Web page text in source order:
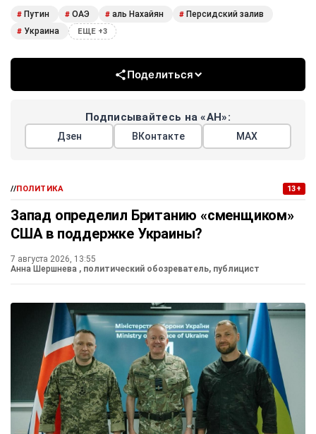
# Путин # ОАЭ # аль Нахайян # Персидский залив
# Украина ЕЩЕ +3
Поделиться
Подписывайтесь на «АН»:
Дзен ВКонтакте МАХ
//ПОЛИТИКА 13+
Запад определил Британию «сменщиком»
США в поддержке Украины?
7 августа 2026, 13:55
Анна Шершнева , политический обозреватель, публицист